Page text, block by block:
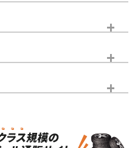
判断しておりますので、あら
ださい。